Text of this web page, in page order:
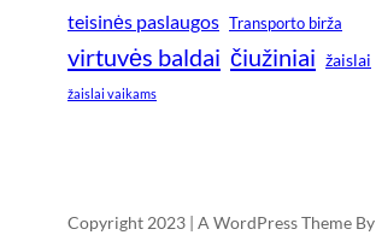
teisinės paslaugos Transporto birža
virtuvės baldai čiužiniai žaislai
žaislai vaikams
Copyright 2023 | A WordPress Theme By